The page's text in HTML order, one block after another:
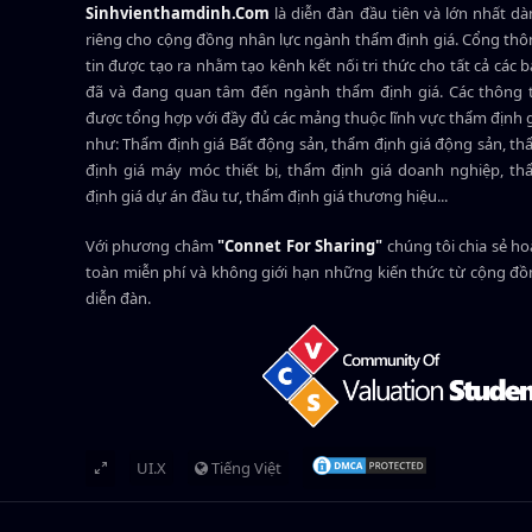
Sinhvienthamdinh.Com là diễn đàn đầu tiên và lớn nhất
riêng cho cộng đồng nhân lực ngành thẩm định giá. Cổng
tin được tạo ra nhằm tạo kênh kết nối tri thức cho tất cả các
đã và đang quan tâm đến ngành thẩm định giá. Các thông
được tổng hợp với đầy đủ các mảng thuộc lĩnh vực thẩm định
như: Thẩm định giá Bất động sản, thẩm định giá động sản,
định giá máy móc thiết bị, thẩm định giá doanh nghiệp,
định giá dự án đầu tư, thẩm định giá thương hiệu...
Với phương châm"Connet For Sharing" chúng tôi chia sẻ
toàn miễn phí và không giới hạn những kiến thức từ cộng
diễn đàn.
UI.X Tiếng Việt